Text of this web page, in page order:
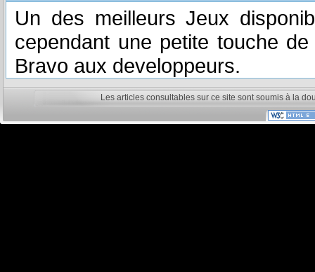
Un des meilleurs Jeux
cependant une petite touche
Bravo aux developpeurs.
Les articles consultables sur ce site sont soumis à la